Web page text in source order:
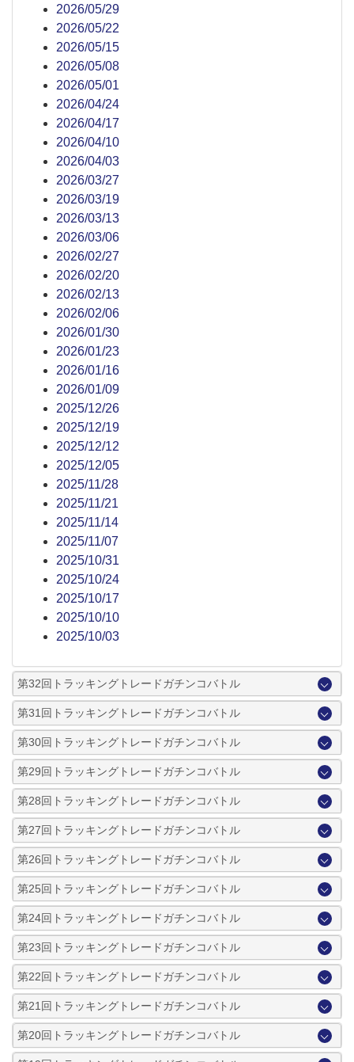
2026/05/29
2026/05/22
2026/05/15
2026/05/08
2026/05/01
2026/04/24
2026/04/17
2026/04/10
2026/04/03
2026/03/27
2026/03/19
2026/03/13
2026/03/06
2026/02/27
2026/02/20
2026/02/13
2026/02/06
2026/01/30
2026/01/23
2026/01/16
2026/01/09
2025/12/26
2025/12/19
2025/12/12
2025/12/05
2025/11/28
2025/11/21
2025/11/14
2025/11/07
2025/10/31
2025/10/24
2025/10/17
2025/10/10
2025/10/03
第32回トラッキングトレードガチンコバトル
第31回トラッキングトレードガチンコバトル
第30回トラッキングトレードガチンコバトル
第29回トラッキングトレードガチンコバトル
第28回トラッキングトレードガチンコバトル
第27回トラッキングトレードガチンコバトル
第26回トラッキングトレードガチンコバトル
第25回トラッキングトレードガチンコバトル
第24回トラッキングトレードガチンコバトル
第23回トラッキングトレードガチンコバトル
第22回トラッキングトレードガチンコバトル
第21回トラッキングトレードガチンコバトル
第20回トラッキングトレードガチンコバトル